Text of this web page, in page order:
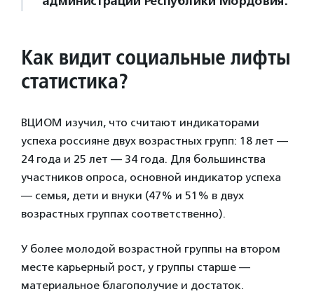
Как видит социальные лифты
статистика?
ВЦИОМ изучил, что считают индикаторами
успеха россияне двух возрастных групп: 18 лет —
24 года и 25 лет — 34 года. Для большинства
участников опроса, основной индикатор успеха
— семья, дети и внуки (47% и 51% в двух
возрастных группах соответственно).
У более молодой возрастной группы на втором
месте карьерный рост, у группы старше —
материальное благополучие и достаток.